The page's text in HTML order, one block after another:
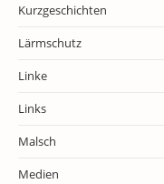
Kurzgeschichten
Lärmschutz
Linke
Links
Malsch
Medien